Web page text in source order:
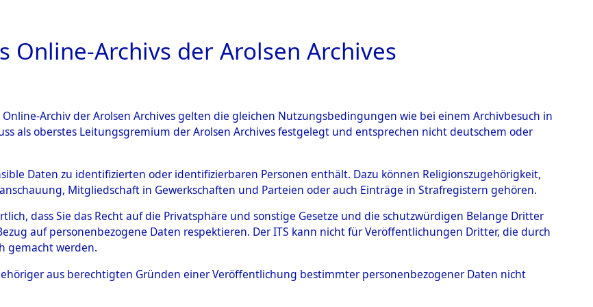
ARCHIVALE ÜBERSICHT BILD
("Kreis Clearance Action").→0001
0130 (84612096)
0130 (84612096)
Archivs der Arolsen Archives
Archiv der Arolsen Archives gelten die gleichen Nutzungsbedingungen wie bei einem Archivbesuch in
als oberstes Leitungsgremium der Arolsen Archives festgelegt und entsprechen nicht deutschem oder
Daten zu identifizierten oder identifizierbaren Personen enthält. Dazu können Religionszugehörigkeit,
Mitgliedschaft in Gewerkschaften und Parteien oder auch Einträge in Strafregistern gehören.
dass Sie das Recht auf die Privatsphäre und sonstige Gesetze und die schutzwürdigen Belange Dritter
auf personenbezogene Daten respektieren. Der ITS kann nicht für Veröffentlichungen Dritter, die durch
gemacht werden.
aus berechtigten Gründen einer Veröffentlichung bestimmter personenbezogener Daten nicht